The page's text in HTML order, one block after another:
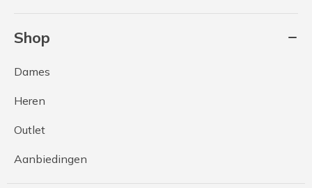
Shop
Dames
Heren
Outlet
Aanbiedingen